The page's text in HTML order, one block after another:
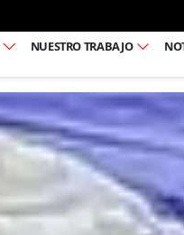
NUESTRO TRABAJO